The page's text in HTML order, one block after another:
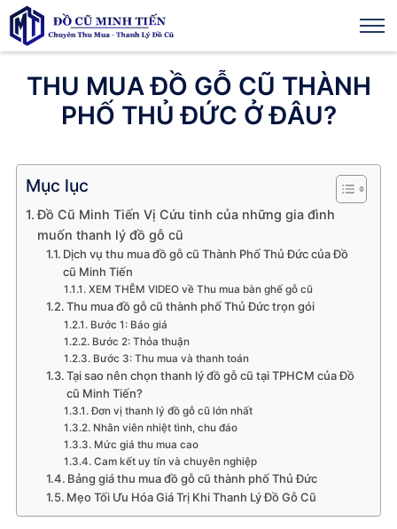
THU MUA ĐỒ GỖ CŨ THÀNH
PHỐ THỦ ĐỨC Ở ĐÂU?
Mục lục
Đồ Cũ Minh Tiến Vị Cứu tinh của những gia đình
muốn thanh lý đồ gỗ cũ
Dịch vụ thu mua đồ gỗ cũ Thành Phố Thủ Đức của Đồ
cũ Minh Tiến
XEM THÊM VIDEO về Thu mua bàn ghế gỗ cũ
Thu mua đồ gỗ cũ thành phố Thủ Đức trọn gói
Bước 1: Báo giá
Bước 2: Thỏa thuận
Bước 3: Thu mua và thanh toán
Tại sao nên chọn thanh lý đồ gỗ cũ tại TPHCM của Đồ
cũ Minh Tiến?
Đơn vị thanh lý đồ gỗ cũ lớn nhất
Nhân viên nhiệt tình, chu đáo
Mức giá thu mua cao
Cam kết uy tín và chuyên nghiệp
Bảng giá thu mua đồ gỗ cũ thành phố Thủ Đức
Mẹo Tối Ưu Hóa Giá Trị Khi Thanh Lý Đồ Gỗ Cũ